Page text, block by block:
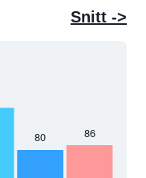
Snitt ->
80 86